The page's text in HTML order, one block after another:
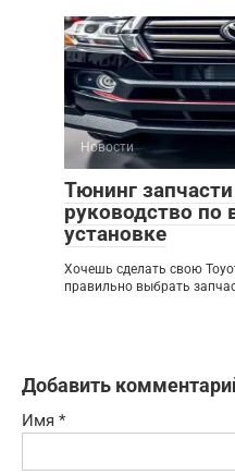
Новости
Тюнинг
руководство по
установке
Хочешь сделать свою
правильно выбрать
Добавить
Имя *